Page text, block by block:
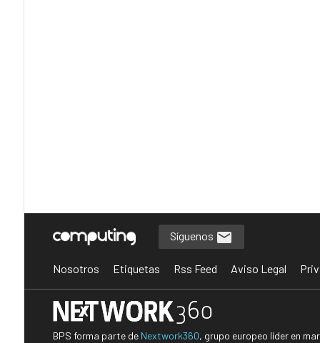
Síguenos
Nosotros Etiquetas Rss Feed Aviso Legal
BPS forma parte de Nextwork360, grupo europeo líder en